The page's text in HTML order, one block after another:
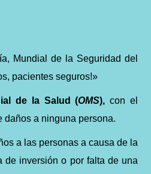
Mundial de la Seguridad del
pacientes seguros!»
de la Salud (OMS),con el
daños a ninguna persona.
a las personas a causa de la
de inversión o por falta de una